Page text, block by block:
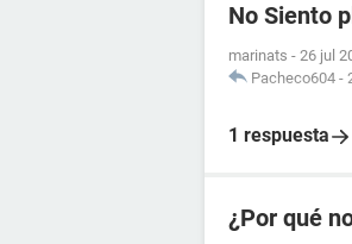
No Siento
marinats - 26 jul
Pacheco604 -
1 respuesta
¿Por qué